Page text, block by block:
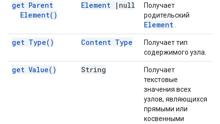
get Parent
Element( )
Element | null
Получает
родительский
Element
get Type( ) Content Type
Получает тип
содержимого узла.
get Value( ) String
Получает
текстовые
значения всех
узлов, являющихся
прямыми или
косвенными